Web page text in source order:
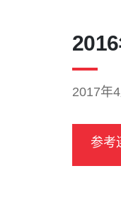
2017年
参考